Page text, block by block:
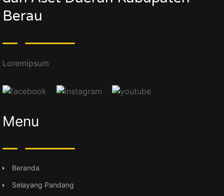
Berau
Loremipsum
Menu
Beranda
Selayang Pandang